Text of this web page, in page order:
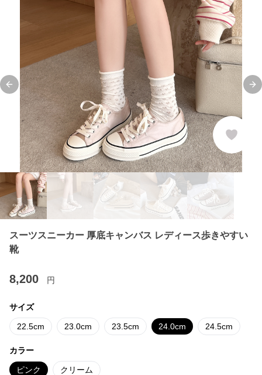
Previous slide
スーツスニーカー 厚底キャンバス レディース歩きやすい
靴
8,200 円
サイズ
22.5cm 23.0cm 23.5cm 24.0cm 24.5cm
カラー
ピンク クリーム